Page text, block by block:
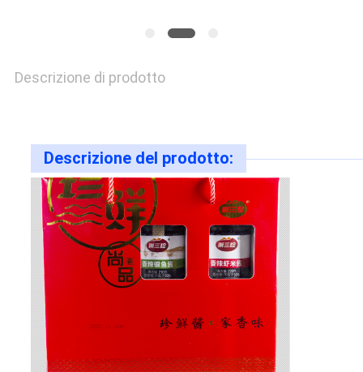
POLICY
Descrizione di prodotto
Descrizione del prodotto: